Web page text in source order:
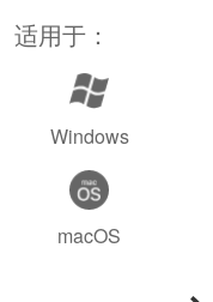
适用于：
Windows
macOS